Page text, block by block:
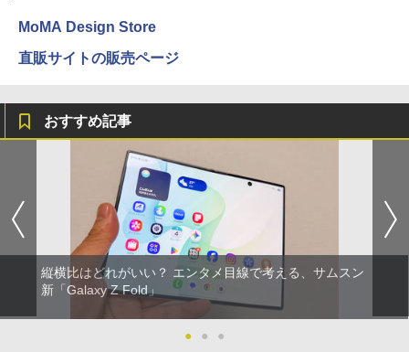
MoMA Design Store
直販サイトの販売ページ
おすすめ記事
縦横比はどれがいい？ エンタメ目線で考える、サムスン
新「Galaxy Z Fold」
● ● ●